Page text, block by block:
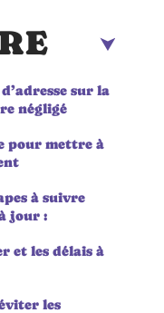
sur la
négligé
pour mettre à
à suivre
jour :
et les délais à
les